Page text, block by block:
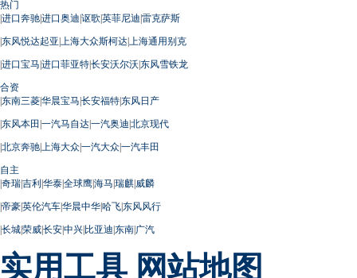
热门
|进口奔驰|进口奥迪|讴歌|英菲尼迪|雷克萨斯
|东风悦达起亚| 上海大众斯柯达| 上海通用别克
|进口宝马|进口菲亚特|长安沃尔沃|东风雪铁龙
合资
|东南三菱|华晨宝马|长安福特|东风日产
|东风本田 |一汽马自达|一汽奥迪|北京现代
|北京奔驰| 上海大众|一汽大众|一汽丰田
自主
|奇瑞|吉利|华泰|全球鹰|海马|瑞麒|威麟
|帝豪|英伦汽车|华晨中华|哈飞|东风风行
|长城|荣威|长安|中兴|比亚迪|东南|广汽
实用工具 网站地图